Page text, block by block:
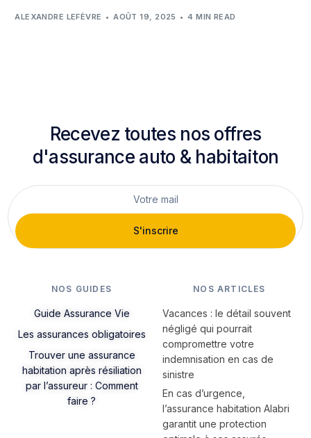
ALEXANDRE LEFÈVRE AOÛT 19, 2025 4 MIN READ
Recevez toutes nos offres
d'assurance auto & habitaiton
S'inscrire
NOS GUIDES
Guide Assurance Vie
Les assurances obligatoires
Trouver une assurance
habitation après résiliation
par l’assureur : Comment
faire ?
NOS ARTICLES
Vacances : le détail souvent
négligé qui pourrait
compromettre votre
indemnisation en cas de
sinistre
En cas d’urgence,
l’assurance habitation Alabri
garantit une protection